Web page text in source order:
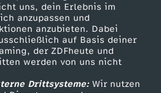
uns, dein Erlebnis im
anzupassen und
anzubieten. Dabei
auf Basis deiner
der ZDFheute und
werden von uns nicht
Drittsysteme:Wir nutzen
Hilfe